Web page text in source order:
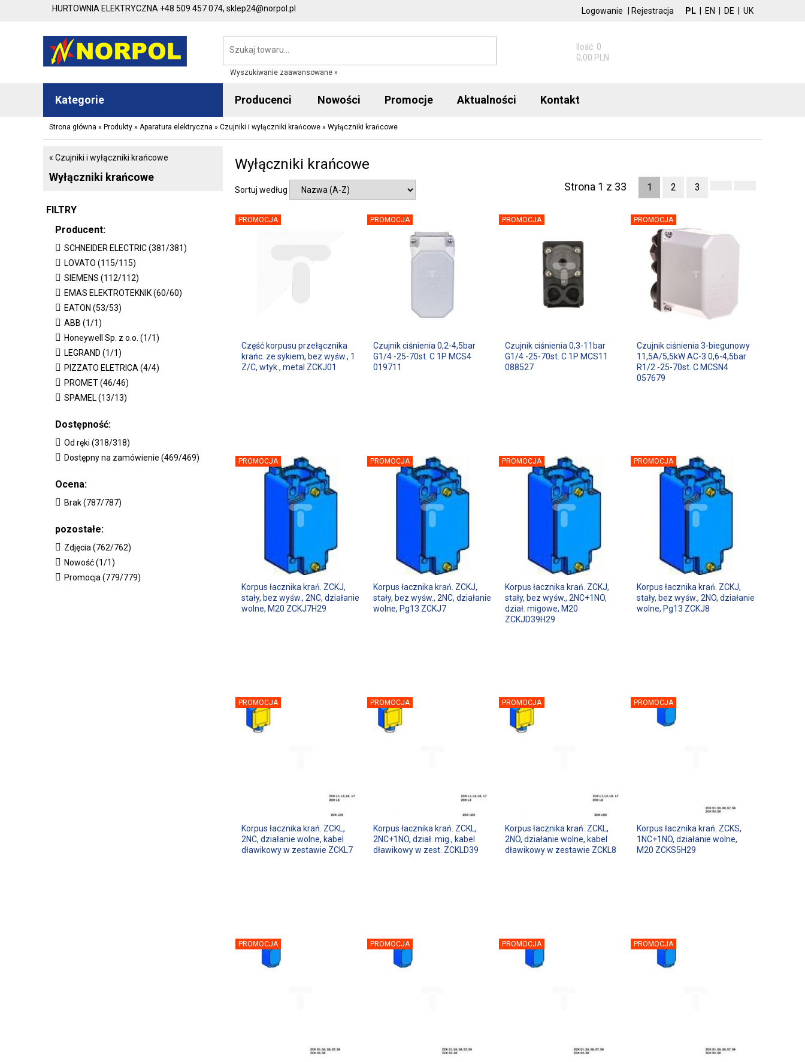
HURTOWNIA ELEKTRYCZNA +48 509 457 074, sklep24@norpol.pl PL EN DE UK
Logowanie Rejestracja
Wyszukiwanie zaawansowane »
Ilość: 0
0,00 PLN
Kategorie Producenci Nowości Promocje Aktualności Kontakt
Strona główna » Produkty » Aparatura elektryczna » Czujniki i wyłączniki krańcowe » Wyłączniki krańcowe
« Czujniki i wyłączniki krańcowe
Wyłączniki krańcowe
FILTRY
Producent:
SCHNEIDER ELECTRIC (381/381)
LOVATO (115/115)
SIEMENS (112/112)
EMAS ELEKTROTEKNIK (60/60)
EATON (53/53)
ABB (1/1)
Honeywell Sp. z o.o. (1/1)
LEGRAND (1/1)
PIZZATO ELETRICA (4/4)
PROMET (46/46)
SPAMEL (13/13)
Dostępność:
Od ręki (318/318)
Dostępny na zamówienie (469/469)
Ocena:
Brak (787/787)
pozostałe:
Zdjęcia (762/762)
Nowość (1/1)
Promocja (779/779)
Wyłączniki krańcowe
Sortuj według Strona 1 z 33 1 2 3
PROMOCJA
Część korpusu przełącznika
krańc. ze sykiem, bez wyśw., 1
Z/C, wtyk., metal ZCKJ01
PROMOCJA
Czujnik ciśnienia 0,2-4,5bar
G1/4 -25-70st. C 1P MCS4
019711
PROMOCJA
Czujnik ciśnienia 0,3-11bar
G1/4 -25-70st. C 1P MCS11
088527
PROMOCJA
Czujnik ciśnienia 3-biegunowy
11,5A/5,5kW AC-3 0,6-4,5bar
R1/2 -25-70st. C MCSN4
057679
PROMOCJA
Korpus łacznika krań. ZCKJ,
stały, bez wyśw., 2NC, działanie
wolne, M20 ZCKJ7H29
PROMOCJA
Korpus łacznika krań. ZCKJ,
stały, bez wyśw., 2NC, działanie
wolne, Pg13 ZCKJ7
PROMOCJA
Korpus łacznika krań. ZCKJ,
stały, bez wyśw., 2NC+1NO,
dział. migowe, M20
ZCKJD39H29
PROMOCJA
Korpus łacznika krań. ZCKJ,
stały, bez wyśw., 2NO, działanie
wolne, Pg13 ZCKJ8
PROMOCJA
Korpus łacznika krań. ZCKL,
2NC, działanie wolne, kabel
dławikowy w zestawie ZCKL7
PROMOCJA
Korpus łacznika krań. ZCKL,
2NC+1NO, dział. mig., kabel
dławikowy w zest. ZCKLD39
PROMOCJA
Korpus łacznika krań. ZCKL,
2NO, działanie wolne, kabel
dławikowy w zestawie ZCKL8
PROMOCJA
Korpus łacznika krań. ZCKS,
1NC+1NO, działanie wolne,
M20 ZCKS5H29
PROMOCJA PROMOCJA PROMOCJA PROMOCJA